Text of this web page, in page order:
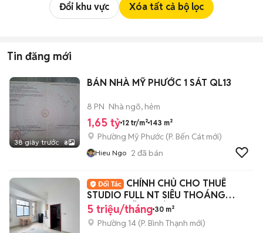
Đổi khu vực Xóa tất cả bộ lọc
Tin đăng mới
38 giây trước 8
BÁN NHÀ MỸ PHƯỚC 1 SÁT QL13
8 PN Nhà ngõ, hẻm
1,65 tỷ 12 tr/m² 143 m²
Phường Mỹ Phước (P. Bến Cát mới)
Hieu Ngo 2 đã bán
CHÍNH CHỦ CHO THUÊ
STUDIO FULL NT SIÊU THOÁNG
NGAY NGÃ TƯ HÀNG XANH
5 triệu/tháng 30 m²
Phường 14 (P. Bình Thạnh mới)